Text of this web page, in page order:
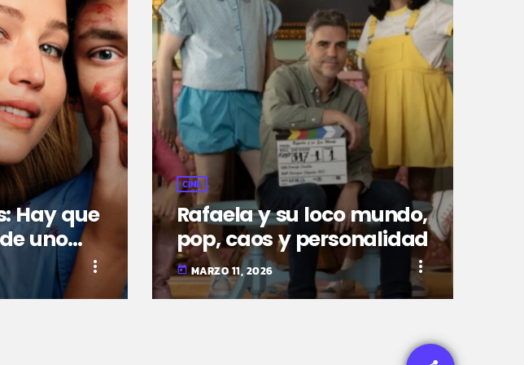
Hay que
uno
more_vert
CINE
Rafaela y su loco mundo,
pop, caos y personalidad
today MARZO 11, 2026 more_vert